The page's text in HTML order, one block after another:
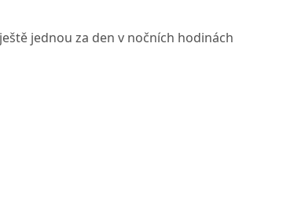
jednou za den v nočních hodinách